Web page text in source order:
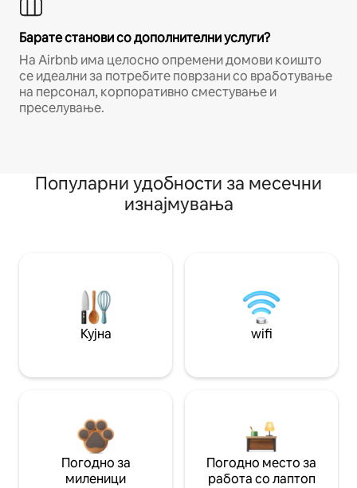
Барате станови со дополнителни услуги?
На Airbnb има целосно опремени домови коишто
се идеални за потребите поврзани со вработување
на персонал, корпоративно сместување и
преселување.
Популарни удобности за месечни
изнајмувања
Кујна wifi
Погодно за
миленици
Погодно место за
работа со лаптоп